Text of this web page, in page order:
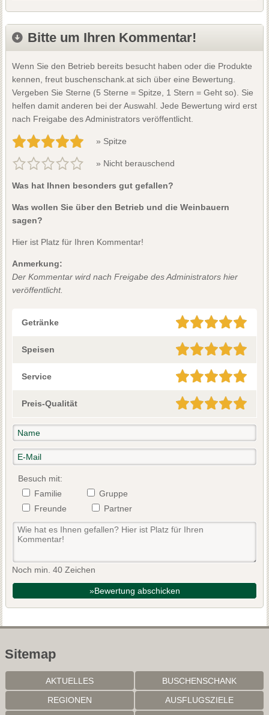
Bitte um Ihren Kommentar!
Wenn Sie den Betrieb bereits besucht haben oder die Produkte
kennen, freut buschenschank.at sich über eine Bewertung.
Vergeben Sie Sterne (5 Sterne = Spitze, 1 Stern = Geht so). Sie
helfen damit anderen bei der Auswahl. Jede Bewertung wird erst
nach Freigabe des Administrators veröffentlicht.
» Spitze
» Nicht berauschend
Was hat Ihnen besonders gut gefallen?
Was wollen Sie über den Betrieb und die Weinbauern
sagen?
Hier ist Platz für Ihren Kommentar!
Anmerkung:
Der Kommentar wird nach Freigabe des Administrators hier
veröffentlicht.
Getränke
Speisen
Service
Preis-Qualität
Besuch mit:
Familie
Gruppe
Freunde
Partner
Noch min. 40 Zeichen
»Bewertung abschicken
Sitemap
AKTUELLES BUSCHENSCHANK
REGIONEN AUSFLUGSZIELE